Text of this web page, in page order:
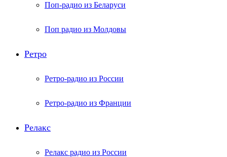
Поп-радио из Беларуси
Поп радио из Молдовы
Ретро
Ретро-радио из России
Ретро-радио из Франции
Релакс
Релакс радио из России